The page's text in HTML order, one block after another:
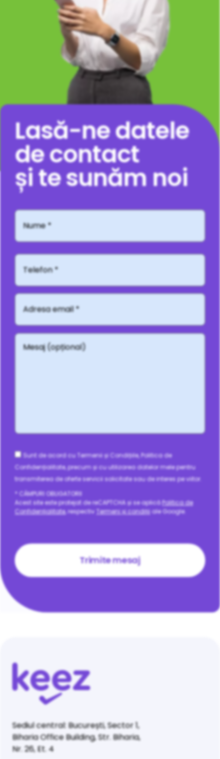
Lasă-ne datele
de contact
și te sunăm noi
Mesaj
(opțional)
Nume
Telefon*
Adresă
email
* CÂMPURI OBLIGATORII
Acest site este protejat de reCAPTCHA și se aplicăPolitica de
Confidențialitate, respectiv Termeni și condițiiale Google.
Consent
Sunt de acord cu Termenii și Condițiile, Politica de
Confidențialitate, precum și cu utilizarea datelor mele pentru
transmiterea de oferte servicii solicitate sau de interes pe viitor.
Sediul central: București, Sector 1,
Biharia Office Building, Str. Biharia,
Nr. 26, Et. 4